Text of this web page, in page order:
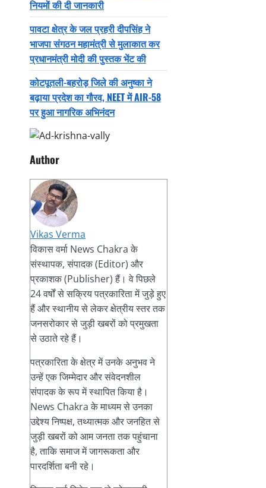
नियमों की दी जानकारी
पावटा क्षेत्र के जल प्रहरी दीपसिंह ने
भाजपा संगठन महामंत्री से मुलाकात कर
प्रधानमंत्री मोदी की पुस्तक भेंट की
कोटपूतली-बहरोड़ जिले की अनुष्का ने
बढ़ाया प्रदेश का गौरव, NEET में AIR-58
पर हुआ नागरिक अभिनंदन
Author
Vikas Verma
विकास वर्मा News Chakra के
संस्थापक, संपादक (Editor) और
प्रकाशक (Publisher) हैं। वे पिछले
24 वर्षों से सक्रिय पत्रकारिता में जुड़े हुए
हैं और स्थानीय से लेकर क्षेत्रीय स्तर तक
जनसरोकार से जुड़ी खबरों को प्रमुखता
से उठाते रहे हैं।
पत्रकारिता के क्षेत्र में उनके अनुभव ने
उन्हें एक जिम्मेदार और संवेदनशील
संपादक के रूप में स्थापित किया है।
News Chakra के माध्यम से उनका
उद्देश्य निष्पक्ष, तथ्यात्मक और जनहित से
जुड़ी खबरों को आम जनता तक पहुंचाना
है, ताकि समाज में जागरूकता और
पारदर्शिता बनी रहे।